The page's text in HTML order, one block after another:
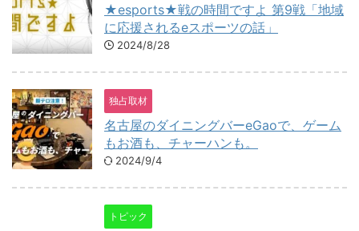
★esports★戦の時間ですよ 第9戦「地域
に応援されるeスポーツの話」
2024/8/28
独占取材
名古屋のダイニングバーeGaoで、ゲーム
もお酒も、チャーハンも。
2024/9/4
トピック